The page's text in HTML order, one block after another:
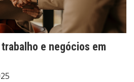
e negócios em